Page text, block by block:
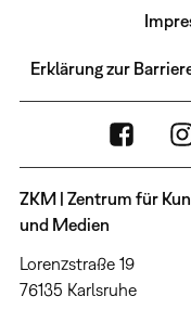
Erklärung zur
ZKM | Zentrum für
und Medien
Lorenzstraße 19
76135 Karlsruhe